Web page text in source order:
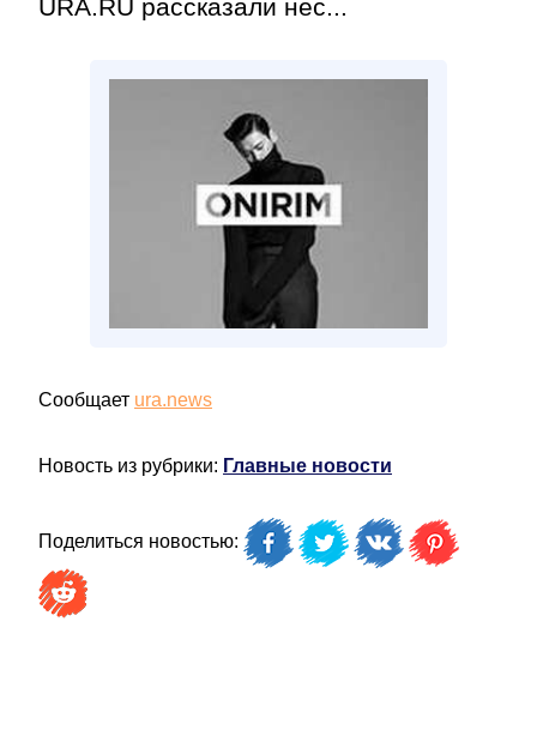
URA.RU рассказали нес...
Сообщает ura.news
Новость из рубрики: Главные новости
Поделиться новостью: